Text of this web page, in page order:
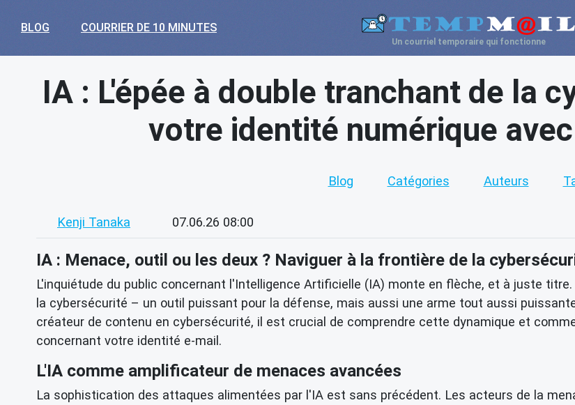
BLOG COURRIER DE 10 MINUTES
Un courriel temporaire qui fonctionne
IA : L'épée à double tranchant de la
votre identité numérique
Blog Catégories Auteurs
Kenji Tanaka 07.06.26 08:00
IA : Menace, outil ou les deux ? Naviguer à la frontière de la
L'inquiétude du public concernant l'Intelligence Artificielle (IA) monte en flèche, et à juste
la cybersécurité – un outil puissant pour la défense, mais aussi une arme tout aussi
créateur de contenu en cybersécurité, il est crucial de comprendre cette dynamique et
concernant votre identité e-mail.
L'IA comme amplificateur de menaces avancées
La sophistication des attaques alimentées par l'IA est sans précédent. Les acteurs de la